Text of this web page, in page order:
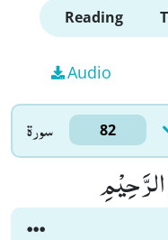
Reading
Audio
سورۃ 82